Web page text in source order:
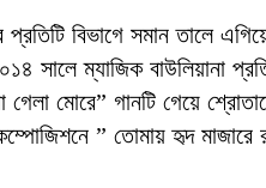
বিভাগে সমান তালে
সালে ম্যাজিক বাউলিয়ানা
গেলা মোরে” গানটি গেয়ে
” তোমায় হৃদ